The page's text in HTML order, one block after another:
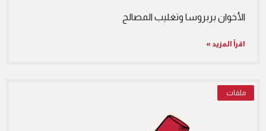
الأخوان بربروسا وتغليب المصالح
اقرأ المزيد »
ملفات